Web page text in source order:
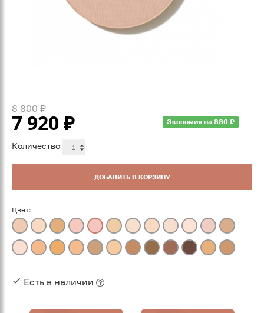
8 800 ₽
7 920₽ Экономия на 880 ₽
Количество
ДОБАВИТЬ В КОРЗИНУ
Цвет:
Есть в наличии